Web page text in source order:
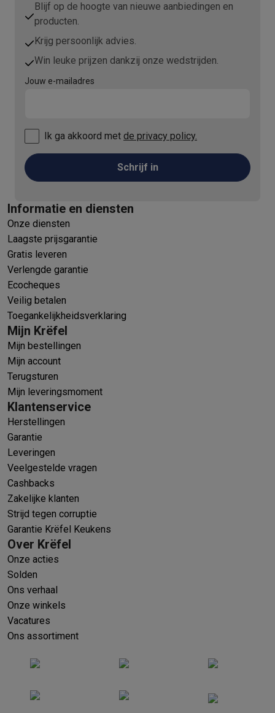
Blijf op de hoogte van nieuwe aanbiedingen en
producten.
Krijg persoonlijk advies.
Win leuke prijzen dankzij onze wedstrijden.
Jouw e-mailadres
Ik ga akkoord met de privacy policy.
Schrijf in
Informatie en diensten
Onze diensten
Laagste prijsgarantie
Gratis leveren
Verlengde garantie
Ecocheques
Veilig betalen
Toegankelijkheidsverklaring
Mijn Krëfel
Mijn bestellingen
Mijn account
Terugsturen
Mijn leveringsmoment
Klantenservice
Herstellingen
Garantie
Leveringen
Veelgestelde vragen
Cashbacks
Zakelijke klanten
Strijd tegen corruptie
Garantie Krëfel Keukens
Over Krëfel
Onze acties
Solden
Ons verhaal
Onze winkels
Vacatures
Ons assortiment